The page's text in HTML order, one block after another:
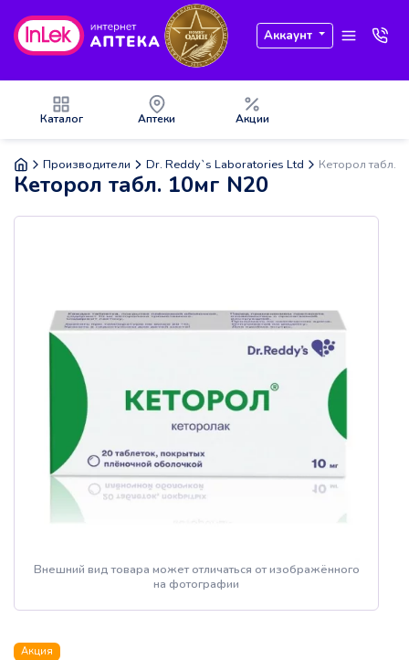
Аккаунт
Каталог Аптеки Акции
Производители Dr. Reddy`s Laboratories Ltd Кеторол табл.
Кеторол табл. 10мг N20
Внешний вид товара может отличаться от изображённого
на фотографии
Акция